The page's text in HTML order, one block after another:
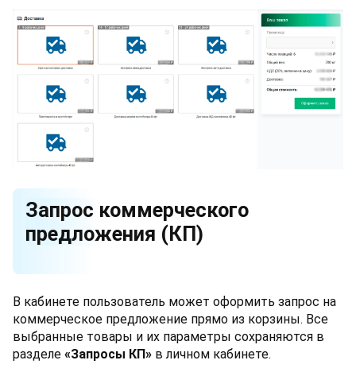
Запрос коммерческого
предложения (КП)
В кабинете пользователь может оформить запрос на
коммерческое предложение прямо из корзины. Все
выбранные товары и их параметры сохраняются в
разделе «Запросы КП» в личном кабинете.